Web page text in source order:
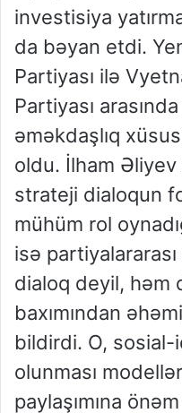
investisiya
da bəyan etdi.
Partiyası ilə
Partiyası
əməkdaşlıq
oldu. İlham Əliyev
strateji dialoqun
mühüm rol
isə
dialoq deyil, həm
baxımından
bildirdi. O, sosial-
olunması
paylaşımına